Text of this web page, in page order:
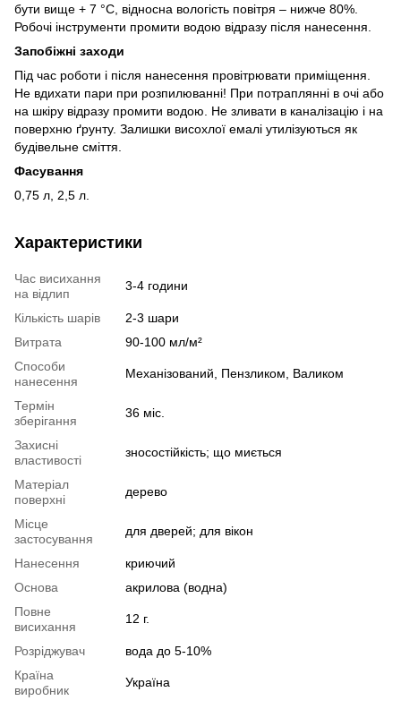
бути вище + 7 °С, відносна вологість повітря – нижче 80%.
Робочі інструменти промити водою відразу після нанесення.
Запобіжні заходи
Під час роботи і після нанесення провітрювати приміщення.
Не вдихати пари при розпилюванні! При потраплянні в очі або
на шкіру відразу промити водою. Не зливати в каналізацію і на
поверхню ґрунту. Залишки висохлої емалі утилізуються як
будівельне сміття.
Фасування
0,75 л, 2,5 л.
Характеристики
Час висихання
на відлип
3-4 години
Кількість шарів
2-3 шари
Витрата
90-100 мл/м²
Способи
нанесення
Механізований, Пензликом, Валиком
Термін
зберігання
36 міс.
Захисні
властивості
зносостійкість; що миється
Матеріал
поверхні
дерево
Місце
застосування
для дверей; для вікон
Нанесення
криючий
Основа
акрилова (водна)
Повне
висихання
12 г.
Розріджувач
вода до 5-10%
Країна
виробник
Україна